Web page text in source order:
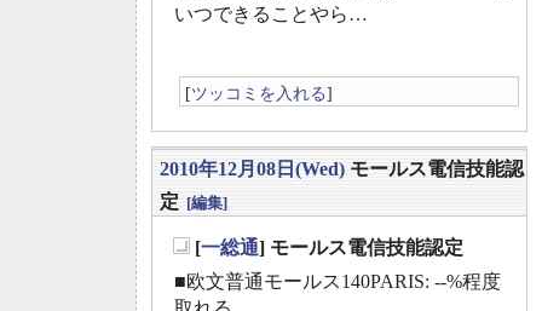
いつできることやら…
[ツッコミを入れる]
2010年12月08日(Wed) モールス電信技能認
定 [編集]
[一総通] モールス電信技能認定
■欧文普通モールス140PARIS: --%程度